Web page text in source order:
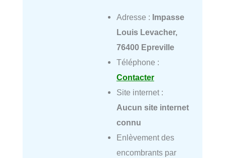
Adresse : Impasse
Louis Levacher,
76400 Epreville
Téléphone :
Contacter
Site internet :
Aucun site internet
connu
Enlèvement des
encombrants par